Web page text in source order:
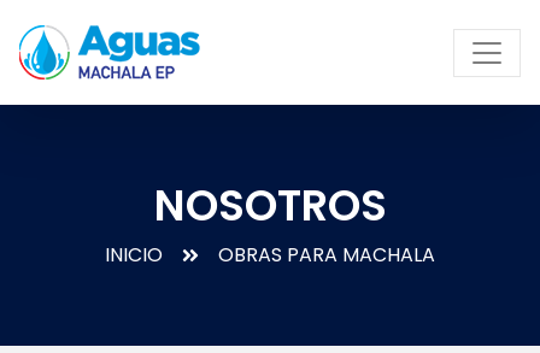
NOSOTROS
INICIO OBRAS PARA MACHALA